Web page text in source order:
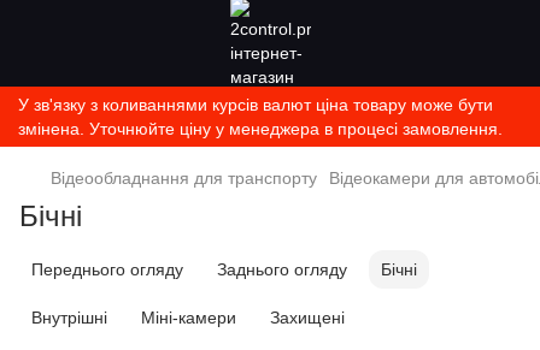
У зв'язку з коливаннями курсів валют ціна товару може бути
змінена. Уточнюйте ціну у менеджера в процесі замовлення.
Відеообладнання для транспорту Відеокамери для
Бічні
Переднього огляду Заднього огляду Бічні
Внутрішні Міні-камери Захищені